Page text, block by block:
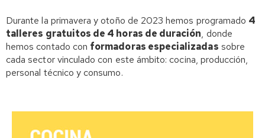
Durante la primavera y otoño de 2023 hemos programado 4
talleres gratuitos de 4 horas de duración, donde
hemos contado con formadoras especializadas sobre
cada sector vinculado con este ámbito: cocina, producción,
personal técnico y consumo.